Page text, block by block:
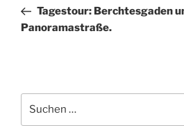
Beitrag
Tagestour: Berchtesgaden
Panoramastraße.
nach: